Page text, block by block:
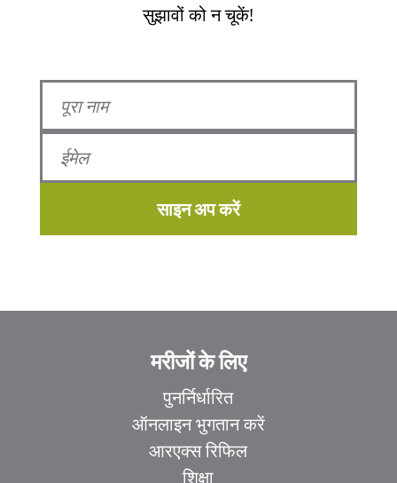
सुझावों को न चूकें!
साइन अप करें
मरीजों के लिए
पुनर्निर्धारित
ऑनलाइन भुगतान करें
आरएक्स रिफिल
शिक्षा